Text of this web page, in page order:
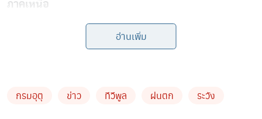
ภาคเหนือ
อากาศเย็น มีหมอกตอนเช้า และมีฝนฟ้าคะนองร้อยละ 20
ของพื้นที่ โดยเฉพาะแม่ฮ่องสอน เชียงใหม่ ลำพูน ลำปาง
อ่านเพิ่ม
กรมอุตุ ข่าว ทีวีพูล ฝนตก ระวัง